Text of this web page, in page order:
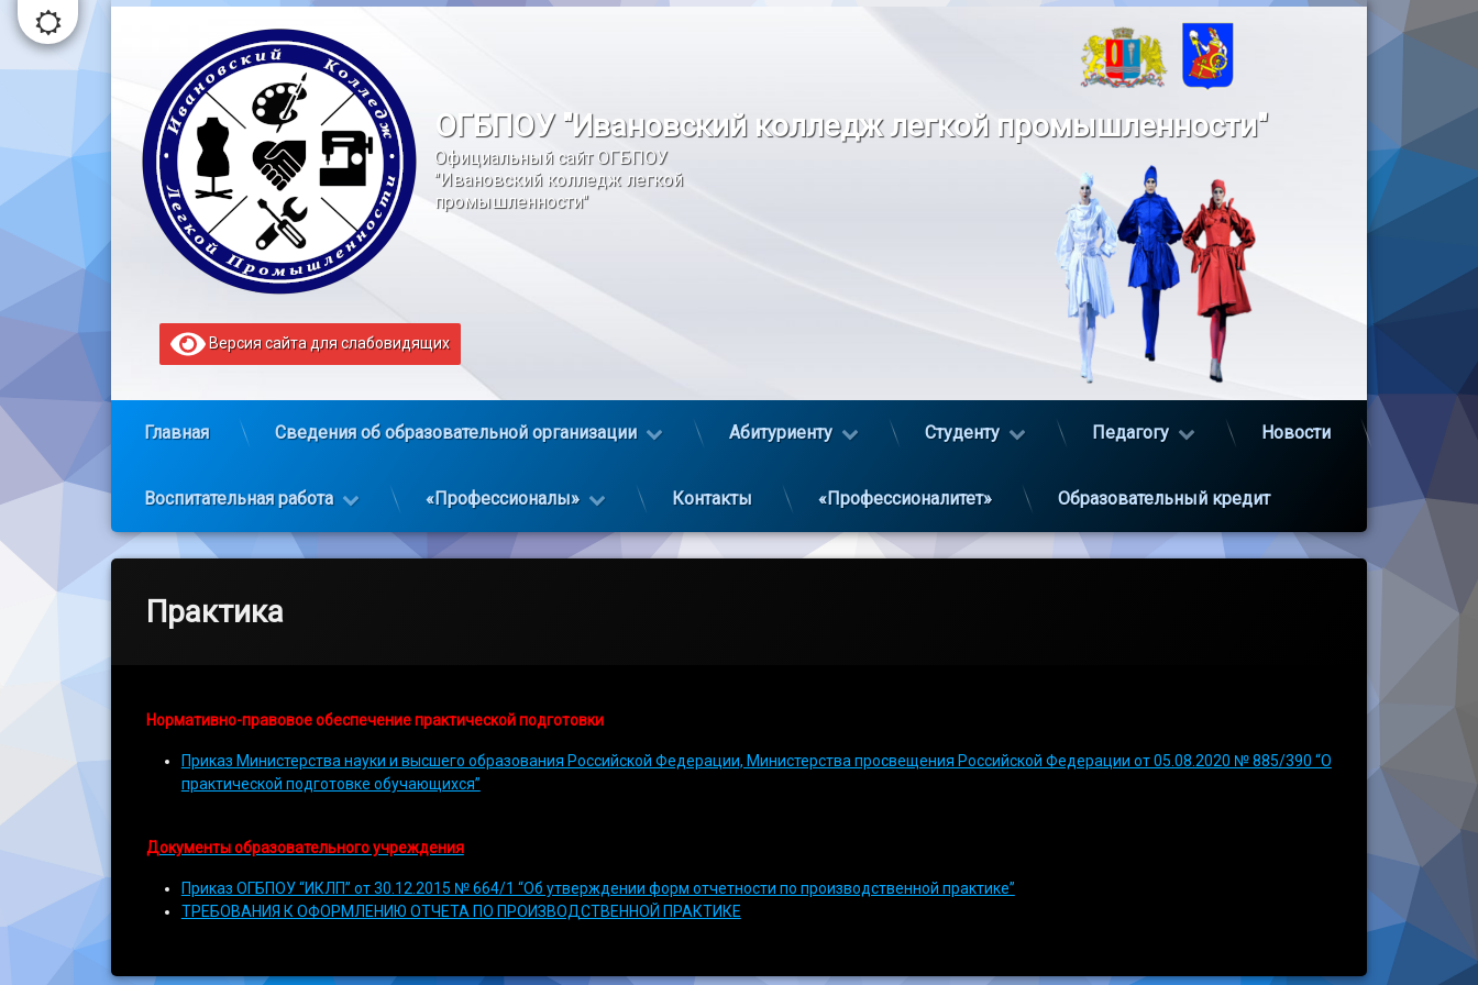
Перейти
содержимому
ОГБПОУ "Ивановский колледж легкой промышленности"
Официальный сайт ОГБПОУ
"Ивановский колледж легкой
промышленности"
Версия сайта для слабовидящих
Главная Сведения об образовательной организации Абитуриенту Студенту Педагогу Новости
Воспитательная работа «Профессионалы» Контакты «Профессионалитет» Образовательный кредит
Практика
Нормативно-правовое обеспечение практической подготовки
Приказ Министерства науки и высшего образования Российской Федерации, Министерства просвещения Российской Федерации от 05.08.2020 № 885/390 “О
практической подготовке обучающихся”
Документы образовательного учреждения
Приказ ОГБПОУ “ИКЛП” от 30.12.2015 № 664/1 “Об утверждении форм отчетности по производственной практике”
ТРЕБОВАНИЯ К ОФОРМЛЕНИЮ ОТЧЕТА ПО ПРОИЗВОДСТВЕННОЙ ПРАКТИКЕ